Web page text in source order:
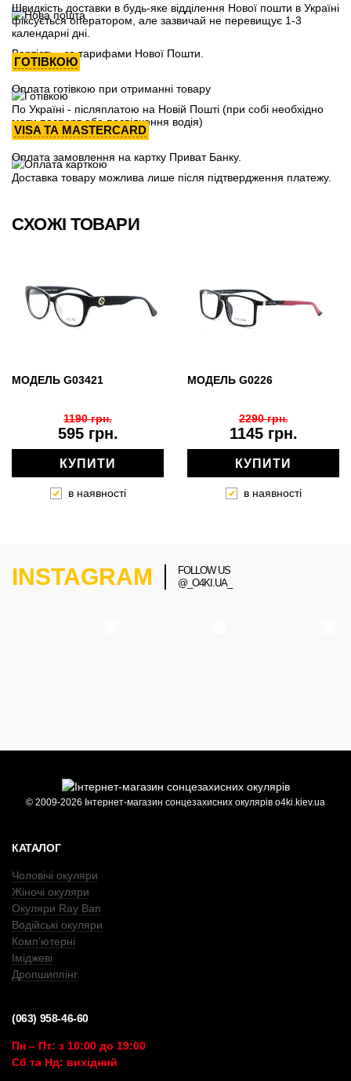
Швидкість доставки в будь-яке відділення Нової пошти в Україні
фіксується оператором, але зазвичай не перевищує 1-3
календарні дні.
Вартість - за тарифами Нової Пошти.
ГОТІВКОЮ
Оплата готівкою при отриманні товару
По Україні - післяплатою на Новій Пошті (при собі необхідно
мати паспорт або посвідчення водія)
VISA ТА MASTERCARD
Оплата замовлення на картку Приват Банку.
Доставка товару можлива лише після підтвердження платежу.
СХОЖІ ТОВАРИ
МОДЕЛЬ G03421
595 грн.
1190 грн.
КУПИТИ
в наявності
МОДЕЛЬ G0226
1145 грн.
2290 грн.
КУПИТИ
в наявності
INSTAGRAM
FOLLOW US
@_O4KI.UA_
© 2009-2026 Інтернет-магазин сонцезахисних окулярів o4ki.kiev.ua
КАТАЛОГ
Чоловічі окуляри
Жіночі окуляри
Окуляри Ray Ban
Водійські окуляри
Комп’ютерні
Іміджеві
Дропшиппінг
(063) 958-46-60
Пн – Пт: з 10:00 до 19:00
Сб та Нд: вихідний